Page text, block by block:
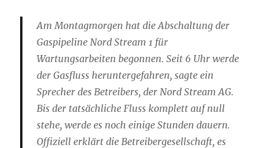
Am Montagmorgen hat die Abschaltung der
Gaspipeline Nord Stream 1 für
Wartungsarbeiten begonnen. Seit 6 Uhr werde
der Gasfluss heruntergefahren, sagte ein
Sprecher des Betreibers, der Nord Stream AG.
Bis der tatsächliche Fluss komplett auf null
stehe, werde es noch einige Stunden dauern.
Offiziell erklärt die Betreibergesellschaft, es